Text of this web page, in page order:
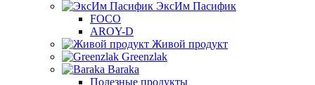
ЭксИм Пасифик
FOCO
AROY-D
Живой продукт
Greenzlak
Baraka
Полезные продукты